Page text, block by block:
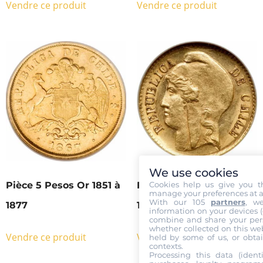
Vendre ce produit Vendre ce produit
Pièce 5 Pesos Or 1851 à
1877
Vendre ce produit
Pièce 5 Pesos Or 1895 à
1911
Vendre ce produit
We use cookies
Cookies help us give you
manage your preferences at
With our 105 partners,
information on your devices
combine and share your
whether collected on this
held by some of us, or
contexts.
Processing this data